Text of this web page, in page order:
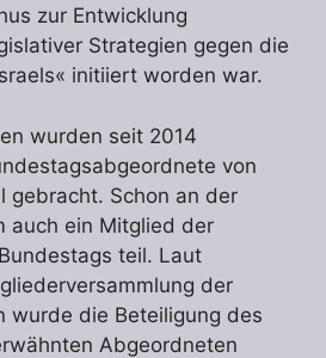
zur Entwicklung
Strategien gegen die
initiiert worden war.
wurden seit 2014
von
gebracht. Schon an der
auch ein Mitglied der
teil. Laut
der
wurde die Beteiligung des
Abgeordneten